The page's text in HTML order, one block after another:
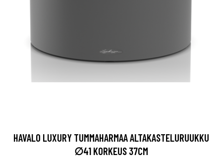
HAVALO LUXURY TUMMAHARMAA ALTAKASTELURUUKKU
∅41 KORKEUS 37CM